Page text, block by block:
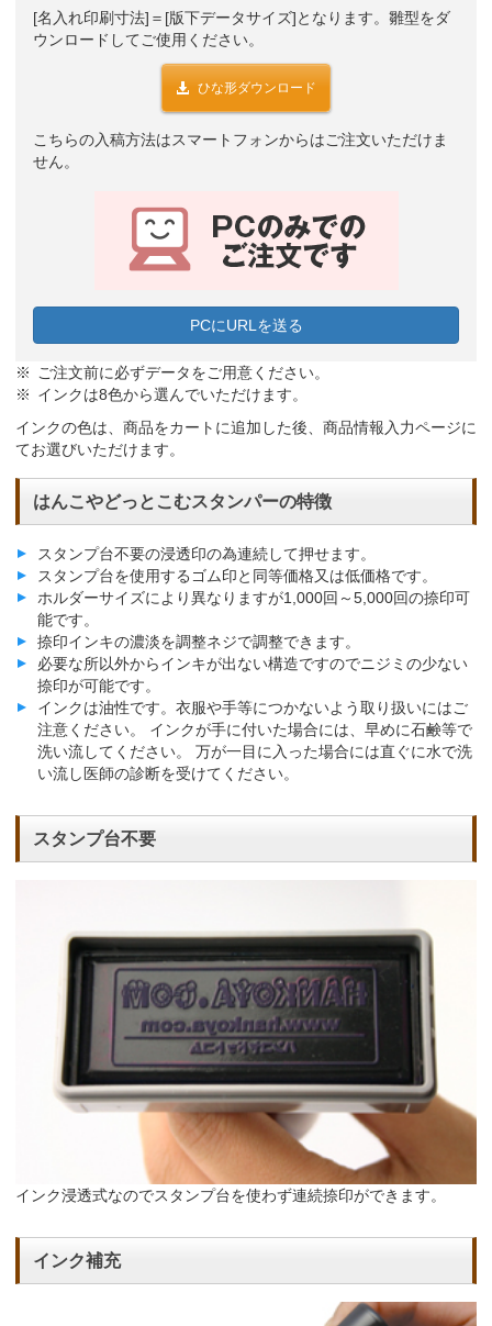
[名入れ印刷寸法]＝[版下データサイズ]となります。雛型をダ
ウンロードしてご使用ください。
ひな形ダウンロード
こちらの入稿方法はスマートフォンからはご注文いただけま
せん。
PCにURLを送る
ご注文前に必ずデータをご用意ください。
インクは8色から選んでいただけます。
インクの色は、商品をカートに追加した後、商品情報入力ページに
てお選びいただけます。
はんこやどっとこむスタンパーの特徴
スタンプ台不要の浸透印の為連続して押せます。
スタンプ台を使用するゴム印と同等価格又は低価格です。
ホルダーサイズにより異なりますが1,000回～5,000回の捺印可
能です。
捺印インキの濃淡を調整ネジで調整できます。
必要な所以外からインキが出ない構造ですのでニジミの少ない
捺印が可能です。
インクは油性です。衣服や手等につかないよう取り扱いにはご
注意ください。 インクが手に付いた場合には、早めに石鹸等で
洗い流してください。 万が一目に入った場合には直ぐに水で洗
い流し医師の診断を受けてください。
スタンプ台不要
インク浸透式なのでスタンプ台を使わず連続捺印ができます。
インク補充